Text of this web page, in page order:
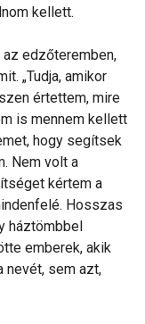
kellett.
az edzőteremben,
„Tudja, amikor
értettem, mire
is mennem kellett
hogy segítsek
Nem volt a
kértem a
Hosszas
háztömbbel
emberek, akik
nevét, sem azt,